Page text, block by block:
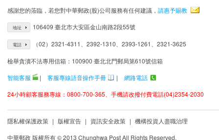
感謝您的蒞臨，若您對中華郵政(股)公司服務有任何建議， 請惠予賜教
地址 106409 臺北市大安區金山南路2段55號
電話 （02）2321-4311、2392-1310、2393-1261、2321-3625
檢舉貪瀆不法專用信箱：100900 臺北北門郵局第610號信箱
智能客服
| 客服專線語音操作手冊 |
網路電話
24小時顧客服務專線：0800-700-365、手機請改撥付費電話(04)2354-2030
隱私權保護政策 | 版權宣告 | 資訊安全政策 | 機構投資人盡職治理
中華郵政 版權所有 © 2013 Chunghwa Post All Rights Reserved.